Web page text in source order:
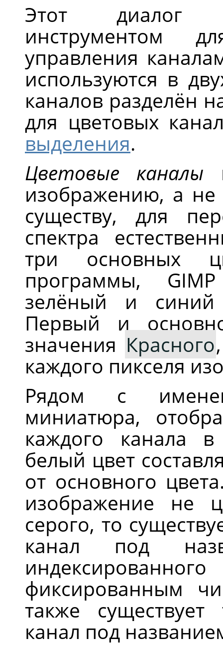
Этот диалог
инструментом
управления
используются в
каналов разделён
для цветовых
выделения.
Цветовые каналы
изображению, а
существу, для
спектра
три основных
программы, GIMP
зелёный и синий
Первый и
значения Красного
каждого пикселя
Рядом с
миниатюра,
каждого канала в
белый цвет
от основного
изображение не
серого, то
канал под
фиксированным
также
канал под